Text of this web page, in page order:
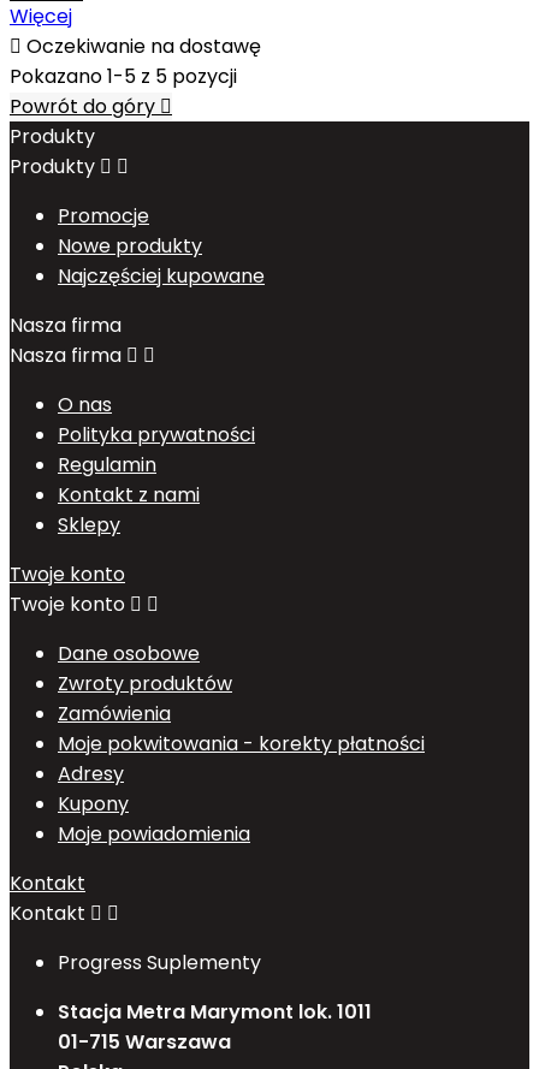
Więcej
 Oczekiwanie na dostawę
Pokazano 1-5 z 5 pozycji
Powrót do góry 
Produkty
Produkty  
Promocje
Nowe produkty
Najczęściej kupowane
Nasza firma
Nasza firma  
O nas
Polityka prywatności
Regulamin
Kontakt z nami
Sklepy
Twoje konto
Twoje konto  
Dane osobowe
Zwroty produktów
Zamówienia
Moje pokwitowania - korekty płatności
Adresy
Kupony
Moje powiadomienia
Kontakt
Kontakt  
Progress Suplementy
Stacja Metra Marymont lok. 1011
01-715 Warszawa